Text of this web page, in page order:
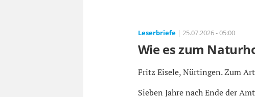
Leserbriefe| 25.07.2026 - 05:00
Wie es zum
Fritz Eisele, Nürtingen. Zum
Sieben Jahre nach Ende der